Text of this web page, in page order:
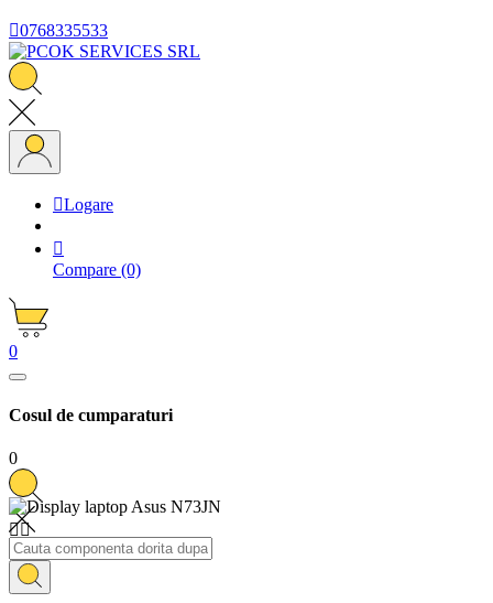
0768335533
Logare

Compare (0)
0
Cosul de cumparaturi
0
